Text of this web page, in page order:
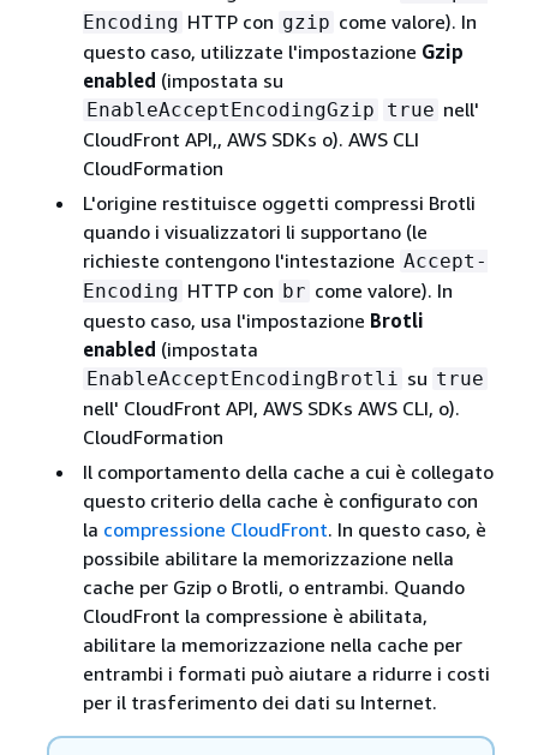
Encoding HTTP con gzip come valore). In
questo caso, utilizzate l'impostazione Gzip
enabled (impostata su
EnableAcceptEncodingGzip true nell'
CloudFront API,, AWS SDKs o). AWS CLI
CloudFormation
L'origine restituisce oggetti compressi Brotli
quando i visualizzatori li supportano (le
richieste contengono l'intestazione Accept-
Encoding HTTP con br come valore). In
questo caso, usa l'impostazione Brotli
enabled (impostata
EnableAcceptEncodingBrotli su true
nell' CloudFront API, AWS SDKs AWS CLI, o).
CloudFormation
Il comportamento della cache a cui è collegato
questo criterio della cache è configurato con
la compressione CloudFront. In questo caso, è
possibile abilitare la memorizzazione nella
cache per Gzip o Brotli, o entrambi. Quando
CloudFront la compressione è abilitata,
abilitare la memorizzazione nella cache per
entrambi i formati può aiutare a ridurre i costi
per il trasferimento dei dati su Internet.